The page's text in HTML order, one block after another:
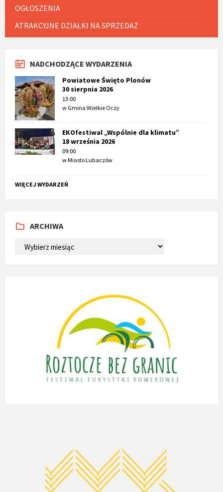
OGŁOSZENIA
ATRAKCYJNE DZIAŁKI NA SPRZEDAŻ
NADCHODZĄCE WYDARZENIA
Powiatowe Święto Plonów
30 sierpnia 2026
13:00
w Gmina Wielkie Oczy
EKOfestiwal „Wspólnie dla klimatu”
18 września 2026
09:00
wMiasto Lubaczów
WIĘCEJ WYDARZEŃ
ARCHIWA